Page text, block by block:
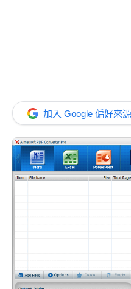
加入 Google 偏好來源